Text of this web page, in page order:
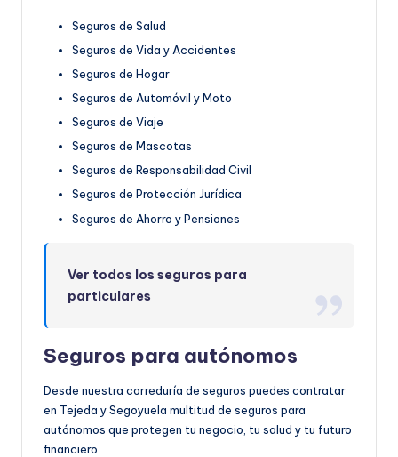
Seguros de Salud
Seguros de Vida y Accidentes
Seguros de Hogar
Seguros de Automóvil y Moto
Seguros de Viaje
Seguros de Mascotas
Seguros de Responsabilidad Civil
Seguros de Protección Jurídica
Seguros de Ahorro y Pensiones
Ver todos los seguros para
particulares
Seguros para autónomos
Desde nuestra correduría de seguros puedes contratar
en Tejeda y Segoyuela multitud de seguros para
autónomos que protegen tu negocio, tu salud y tu futuro
financiero.